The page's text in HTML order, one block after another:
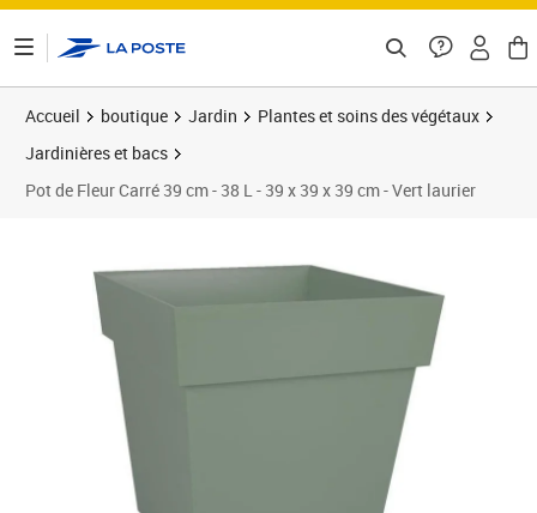
Accueil boutique Jardin
Plantes et soins des végétaux
Jardinières et bacs
Pot de Fleur Carré 39 cm - 38 L - 39 x 39 x 39 cm - Vert laurier